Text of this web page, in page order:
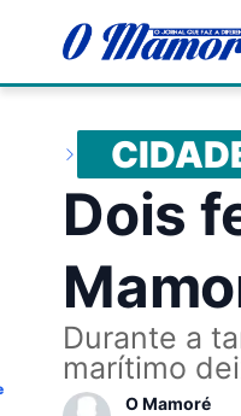
Dois
Durante a
marítimo
O Mamoré